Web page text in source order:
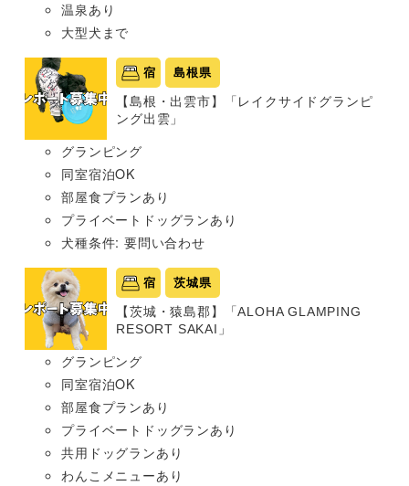
温泉あり
大型犬まで
宿 島根県
【島根・出雲市】「レイクサイドグランピ
ング出雲」
グランピング
同室宿泊OK
部屋食プランあり
プライベートドッグランあり
犬種条件: 要問い合わせ
宿 茨城県
【茨城・猿島郡】「ALOHA GLAMPING
RESORT SAKAI」
グランピング
同室宿泊OK
部屋食プランあり
プライベートドッグランあり
共用ドッグランあり
わんこメニューあり